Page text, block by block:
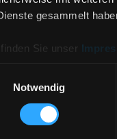
gesammelt
finden Sie unser
Notwendig